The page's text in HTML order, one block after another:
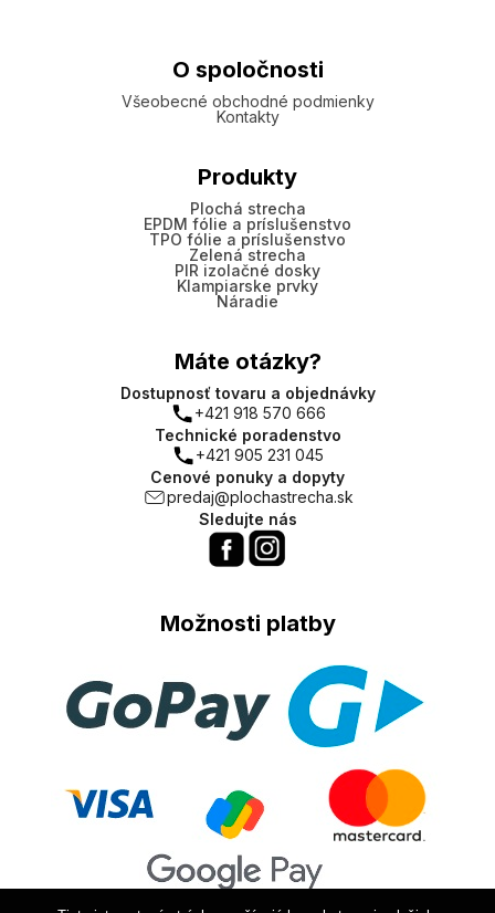
O spoločnosti
Všeobecné obchodné podmienky
Kontakty
Produkty
Plochá strecha
EPDM fólie a príslušenstvo
TPO fólie a príslušenstvo
Zelená strecha
PIR izolačné dosky
Klampiarske prvky
Náradie
Máte otázky?
Dostupnosť tovaru a objednávky
+421 918 570 666
Technické poradenstvo
+421 905 231 045
Cenové ponuky a dopyty
predaj@plochastrecha.sk
Sledujte nás
Možnosti platby